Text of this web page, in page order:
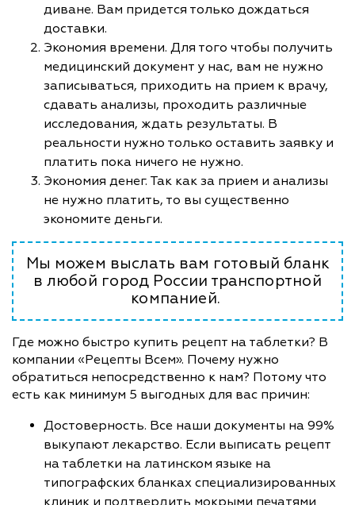
диване. Вам придется только дождаться
доставки.
Экономия времени. Для того чтобы получить
медицинский документ у нас, вам не нужно
записываться, приходить на прием к врачу,
сдавать анализы, проходить различные
исследования, ждать результаты. В
реальности нужно только оставить заявку и
платить пока ничего не нужно.
Экономия денег. Так как за прием и анализы
не нужно платить, то вы существенно
экономите деньги.
Мы можем выслать вам готовый бланк
в любой город России транспортной
компанией.
Где можно быстро купить рецепт на таблетки? В
компании «Рецепты Всем». Почему нужно
обратиться непосредственно к нам? Потому что
есть как минимум 5 выгодных для вас причин:
Достоверность. Все наши документы на 99%
выкупают лекарство. Если выписать рецепт
на таблетки на латинском языке на
типографских бланках специализированных
клиник и подтвердить мокрыми печатями